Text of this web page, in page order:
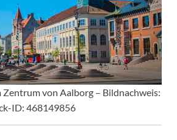
Zentrum von Aalborg – Bildnachweis:
ID: 468149856